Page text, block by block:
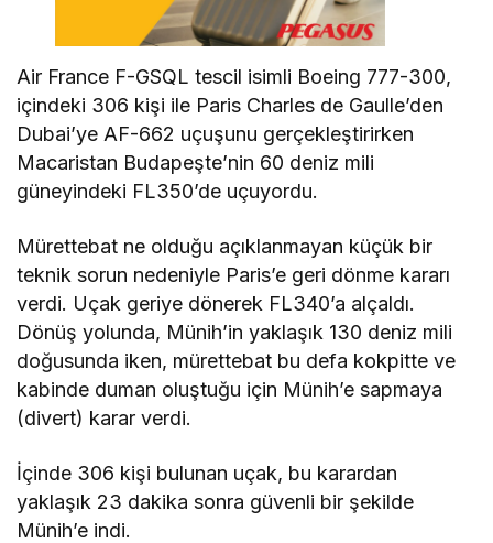
Air France F-GSQL tescil isimli Boeing 777-300,
içindeki 306 kişi ile Paris Charles de Gaulle’den
Dubai’ye AF-662 uçuşunu gerçekleştirirken
Macaristan Budapeşte’nin 60 deniz mili
güneyindeki FL350’de uçuyordu.
Mürettebat ne olduğu açıklanmayan küçük bir
teknik sorun nedeniyle Paris’e geri dönme kararı
verdi. Uçak geriye dönerek FL340’a alçaldı.
Dönüş yolunda, Münih’in yaklaşık 130 deniz mili
doğusunda iken, mürettebat bu defa kokpitte ve
kabinde duman oluştuğu için Münih’e sapmaya
(divert) karar verdi.
İçinde 306 kişi bulunan uçak, bu karardan
yaklaşık 23 dakika sonra güvenli bir şekilde
Münih’e indi.